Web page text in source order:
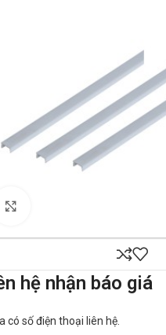
hệ nhận báo giá
có số điện thoại liên hệ.